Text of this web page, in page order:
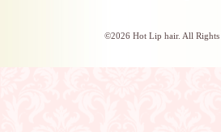
©2026 Hot Lip hair. All Rights